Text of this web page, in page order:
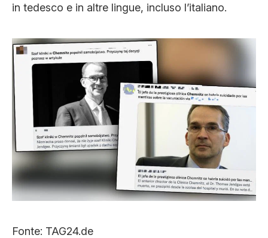
in tedesco e in altre lingue, incluso l’italiano.
Fonte: TAG24.de